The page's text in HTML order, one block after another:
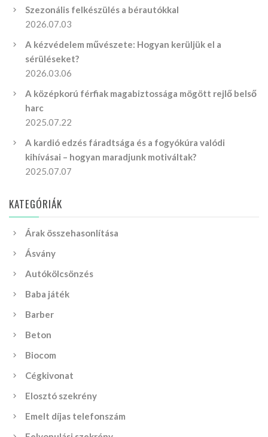
Szezonális felkészülés a bérautókkal
2026.07.03
A kézvédelem művészete: Hogyan kerüljük el a
sérüléseket?
2026.03.06
A középkorú férfiak magabiztossága mögött rejlő belső
harc
2025.07.22
A kardió edzés fáradtsága és a fogyókúra valódi
kihívásai – hogyan maradjunk motiváltak?
2025.07.07
KATEGÓRIÁK
Árak összehasonlítása
Ásvány
Autókölcsönzés
Baba játék
Barber
Beton
Biocom
Cégkivonat
Elosztó szekrény
Emelt díjas telefonszám